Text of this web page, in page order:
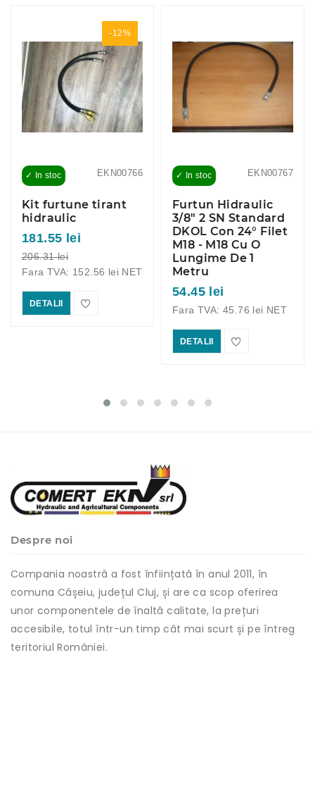
-12%
EKN00766
✓ In stoc
Kit furtune tirant
hidraulic
181.55 lei
206.31 lei
Fara TVA: 152.56 lei NET
DETALII
EKN00767
✓ In stoc
Furtun Hidraulic
3/8" 2 SN Standard
DKOL Con 24° Filet
M18 - M18 Cu O
Lungime De 1
Metru
54.45 lei
Fara TVA: 45.76 lei NET
DETALII
Despre noi
Compania noastră a fost înființată în anul 2011, în
comuna Cășeiu, județul Cluj, și are ca scop oferirea
unor componentele de înaltă calitate, la prețuri
accesibile, totul într-un timp cât mai scurt și pe întreg
teritoriul României.